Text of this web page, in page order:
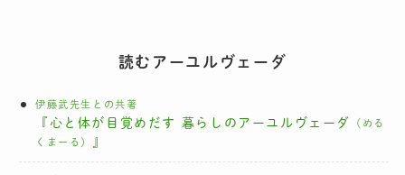
読むアーユルヴェーダ
伊藤武先生との共著
『心と体が目覚めだす 暮らしのアーユルヴェーダ
（める
くまーる）
』